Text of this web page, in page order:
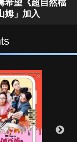
希望《超自然檔
姆」加入